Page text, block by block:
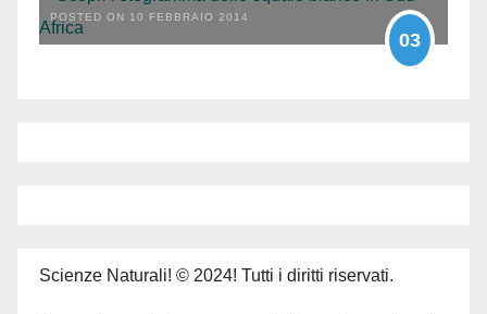
POSTED ON 10 FEBBRAIO 2014
03
Scienze Naturali! © 2024! Tutti i diritti riservati.